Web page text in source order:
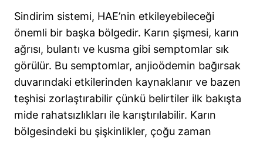
Sindirim sistemi, HAE’nin etkileyebileceği
önemli bir başka bölgedir. Karın şişmesi, karın
ağrısı, bulantı ve kusma gibi semptomlar sık
görülür. Bu semptomlar, anjioödemin bağırsak
duvarındaki etkilerinden kaynaklanır ve bazen
teşhisi zorlaştırabilir çünkü belirtiler ilk bakışta
mide rahatsızlıkları ile karıştırılabilir. Karın
bölgesindeki bu şişkinlikler, çoğu zaman